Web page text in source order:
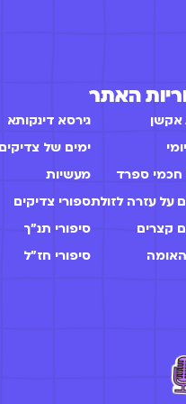
האתר
אקשן
חכמי ספרד
על עזרה לזולת
קצרים
גירסא דינקותא
ימים של צדיקים
מעשיות
ספורי צדיקים
סיפורי תנ"ך
סיפורי חז״ל